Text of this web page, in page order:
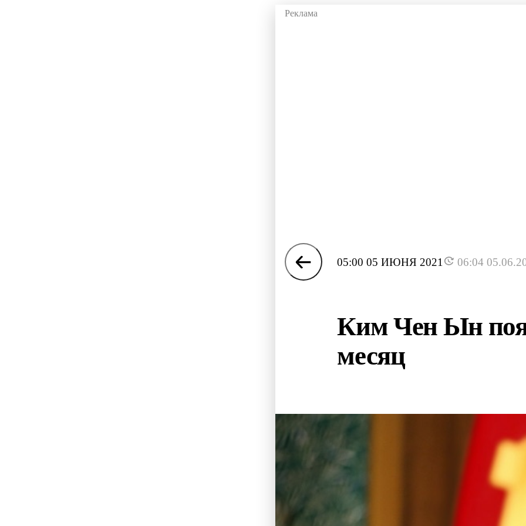
05:00 05 ИЮНЯ 2021 06:04
Ким Чен Ын
месяц